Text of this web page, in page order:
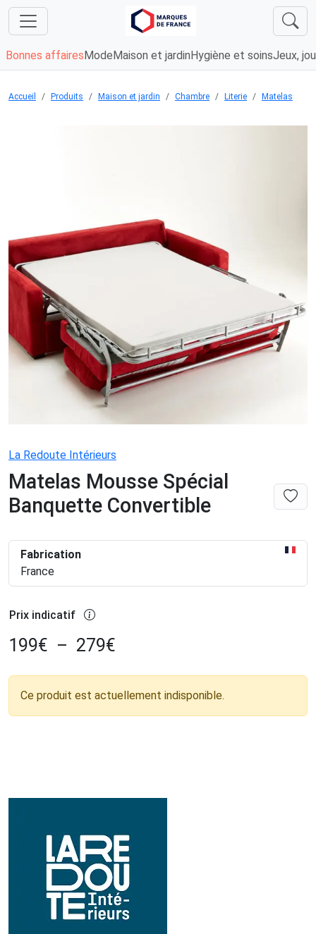
Bonnes affaires Mode Maison et jardin Hygiène et soinsJeux,
Accueil Produits Maison et jardin Chambre Literie Matelas
La Redoute Intérieurs
Matelas Mousse Spécial
Banquette Convertible
Fabrication
France
Prix indicatif
199€ – 279€
Ce produit est actuellement indisponible.